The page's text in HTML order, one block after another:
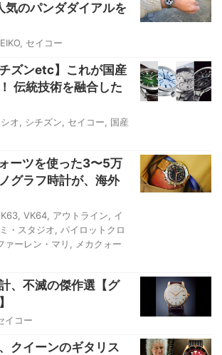
気のパンダダイアルを
セイコー
ズンetc】これが国産
伝統技術を融合した
オ シチズン セイコー
国産
ーツを使った3〜5万
グラフ時計が、海外
VK64 アウトライン
イ
・スタジオ
パイロットクロ
ァーレン・マリ
メカクォー
、不滅の傑作選【グ
イコー
クイーンのギタリス